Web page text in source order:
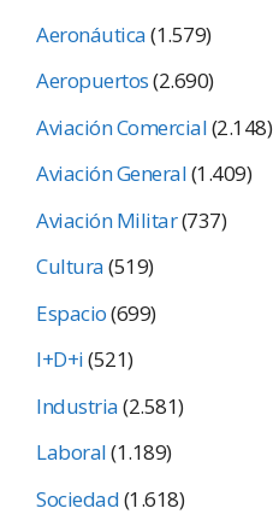
Aeronáutica(1.579)
Aeropuertos(2.690)
Aviación Comercial(2.148)
Aviación General(1.409)
Aviación Militar(737)
Cultura(519)
Espacio(699)
I+D+i(521)
Industria(2.581)
Laboral(1.189)
Sociedad(1.618)